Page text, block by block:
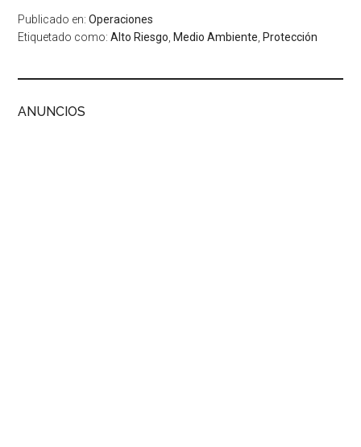
Publicado en:Operaciones
Etiquetado como:Alto Riesgo Medio Ambiente Protección
ANUNCIOS